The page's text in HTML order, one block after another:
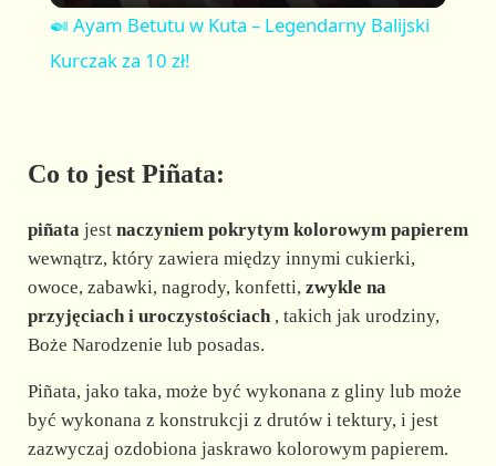
i
o
🍛 Ayam Betutu w Kuta – Legendarny Balijski
Kurczak za 10 zł!
Co to jest Piñata:
piñatajest naczyniem pokrytym kolorowym papierem
wewnątrz, który zawiera między innymi cukierki,
owoce, zabawki, nagrody, konfetti, zwykle na
przyjęciach i uroczystościach, takich jak urodziny,
Boże Narodzenie lub posadas.
Piñata, jako taka, może być wykonana z gliny lub może
być wykonana z konstrukcji z drutów i tektury, i jest
zazwyczaj ozdobiona jaskrawo kolorowym papierem.